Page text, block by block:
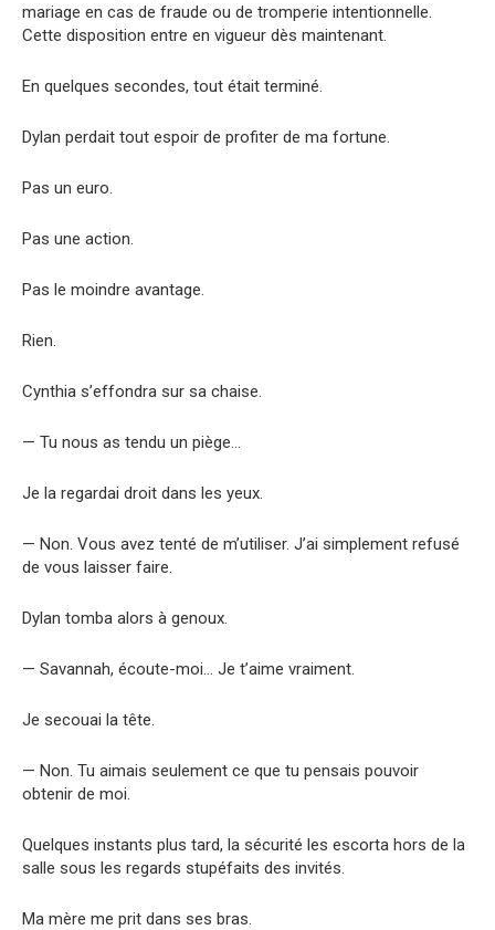
mariage en cas de fraude ou de tromperie intentionnelle.
Cette disposition entre en vigueur dès maintenant.
En quelques secondes, tout était terminé.
Dylan perdait tout espoir de profiter de ma fortune.
Pas un euro.
Pas une action.
Pas le moindre avantage.
Rien.
Cynthia s’effondra sur sa chaise.
— Tu nous as tendu un piège…
Je la regardai droit dans les yeux.
— Non. Vous avez tenté de m’utiliser. J’ai simplement refusé
de vous laisser faire.
Dylan tomba alors à genoux.
— Savannah, écoute-moi… Je t’aime vraiment.
Je secouai la tête.
— Non. Tu aimais seulement ce que tu pensais pouvoir
obtenir de moi.
Quelques instants plus tard, la sécurité les escorta hors de la
salle sous les regards stupéfaits des invités.
Ma mère me prit dans ses bras.